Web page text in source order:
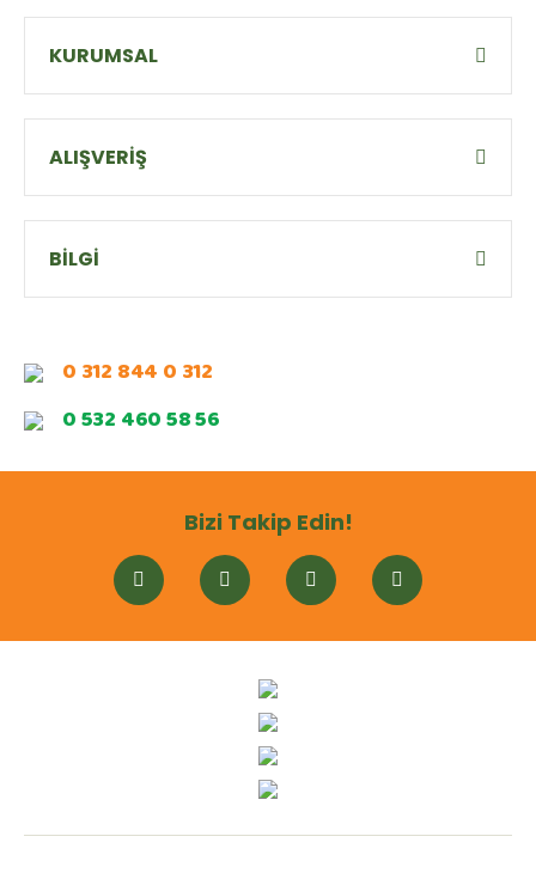
KURUMSAL
ALIŞVERİŞ
BİLGİ
0 312 844 0 312
0 532 460 58 56
Bizi Takip Edin!